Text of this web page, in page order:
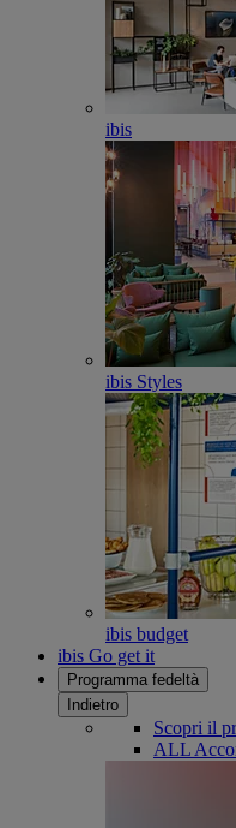
ibis
ibis Styles
ibis budget
ibis Go get it
Programma fedeltà
Indietro
Scopri il
ALL